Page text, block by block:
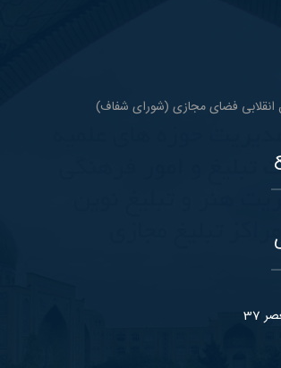
انقلابی فضای مجازی (شورای شفاف)
37